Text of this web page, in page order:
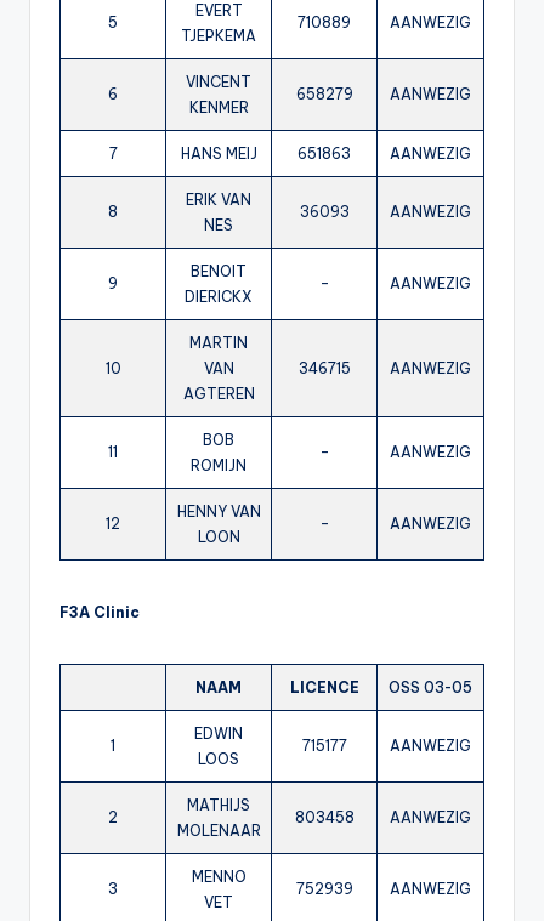
5
EVERT
TJEPKEMA
710889 AANWEZIG
6
VINCENT
KENMER
658279 AANWEZIG
7 HANS MEIJ 651863 AANWEZIG
8
ERIK VAN
NES
36093 AANWEZIG
9
BENOIT
DIERICKX
– AANWEZIG
10
MARTIN
VAN
AGTEREN
346715 AANWEZIG
11
BOB
ROMIJN
– AANWEZIG
12
HENNY VAN
LOON
– AANWEZIG
F3A Clinic
NAAM LICENCE OSS 03-05
1
EDWIN
LOOS
715177 AANWEZIG
2
MATHIJS
MOLENAAR
803458 AANWEZIG
3
MENNO
VET
752939 AANWEZIG